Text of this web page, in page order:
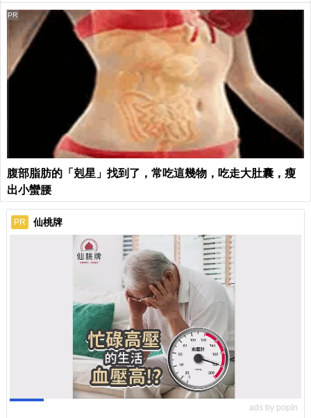
腹部脂肪的「剋星」找到了，常吃這幾物，吃走大肚囊，瘦
出小蠻腰
PR
PR 仙桃牌
ads by popIn